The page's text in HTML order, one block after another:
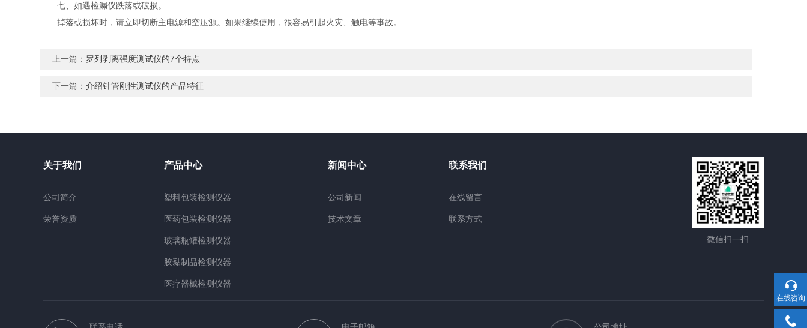
七、如遇检漏仪跌落或破损。
掉落或损坏时，请立即切断主电源和空压源。如果继续使用，很容易引起火灾、触电等事故。
上一篇： 罗列剥离强度测试仪的7个特点
下一篇：介绍针管刚性测试仪的产品特征
关于我们
公司简介
荣誉资质
产品中心
塑料包装检测仪器
医药包装检测仪器
玻璃瓶罐检测仪器
胶黏制品检测仪器
医疗器械检测仪器
新闻中心
公司新闻
技术文章
联系我们
在线留言
联系方式
微信扫一扫
在线咨询